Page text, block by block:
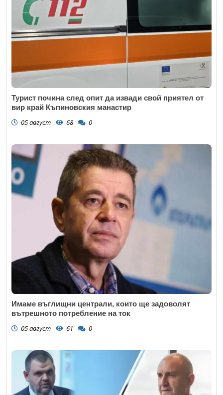
Коментар*
Турист почина след опит да извади свой приятел от
вир край Къпиновския манастир
05 август 68 0
Имаме въглищни централи, които ще задоволят
вътрешното потребление на ток
05 август 61 0